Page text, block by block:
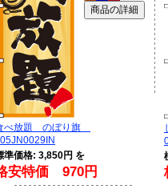
べ放題 のぼり旗
準価格: 3,850円 を
安特価 970円